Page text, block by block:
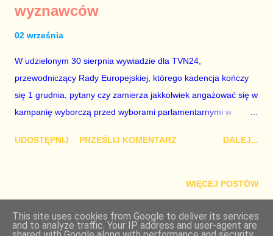
wyznawców
02 września
W udzielonym 30 sierpnia wywiadzie dla TVN24,
przewodniczący Rady Europejskiej, którego kadencja kończy
się 1 grudnia, pytany czy zamierza jakkolwiek angażować się w
kampanię wyborczą przed wyborami parlamentarnymi w
będzie trzymał kciuki. Poinformował również, że o swoich
wynik wyborów parlamentarnych - jeśli Koalicja Obywatelska
Schetyną popchnie nasz kraj do przodu, a jeśli nie - zostanie
poza Polską. Taka postawa Donalda Tuska zupełnie mnie nie
UDOSTĘPNIJ PRZEŚLIJ KOMENTARZ DALEJ...
WIĘCEJ POSTÓW
Obsługiwane przez usługę Blogger
This site uses cookies from Google to deliver its services
and to analyze traffic. Your IP address and user-agent are